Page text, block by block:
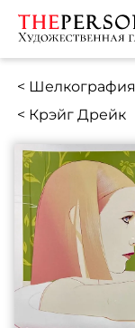
< Шелкография
< Крэйг Дрейк